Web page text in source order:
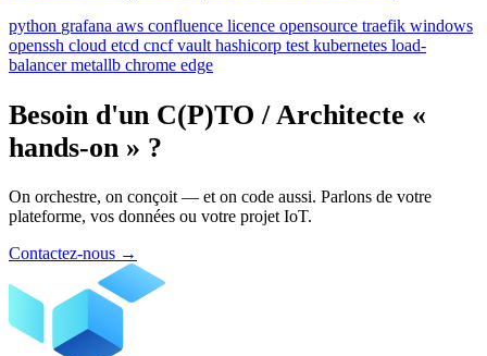
python grafana aws confluence licence opensource traefik windows
openssh cloud etcd cncf vault hashicorp test kubernetes load-
balancer metallb chrome edge
Besoin d'un C(P)TO / Architecte «
hands-on » ?
On orchestre, on conçoit — et on code aussi. Parlons de votre
plateforme, vos données ou votre projet IoT.
Contactez-nous →